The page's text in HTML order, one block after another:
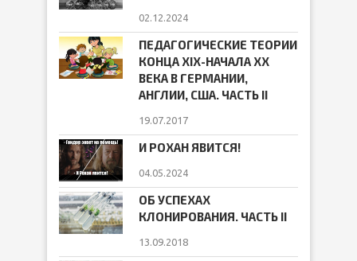
02.12.2024
ПЕДАГОГИЧЕСКИЕ ТЕОРИИ
КОНЦА ХIХ-НАЧАЛА ХХ
ВЕКА В ГЕРМАНИИ,
АНГЛИИ, США. ЧАСТЬ II
19.07.2017
И РОХАН ЯВИТСЯ!
04.05.2024
ОБ УСПЕХАХ
КЛОНИРОВАНИЯ. ЧАСТЬ II
13.09.2018